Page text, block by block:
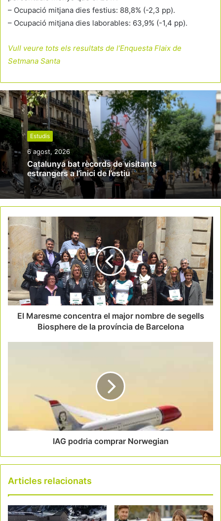
– Ocupació mitjana dies festius: 88,8% (-2,3 pp).
– Ocupació mitjana dies laborables: 63,9% (-1,4 pp).
Vull veure tots els resultats de l’Enquesta Flaix de
Setmana Santa
Estudis
6 agost, 2026
Catalunya bat rècords de visitants
estrangers a l’inici de l’estiu
El Maresme concentra el major nombre de segells
Biosphere de la província de Barcelona
IAG podria comprar Norwegian
Articles relacionats